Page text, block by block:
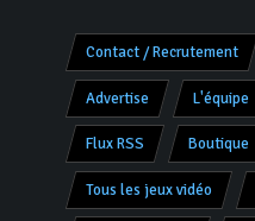
Contact / Recrutement
Advertise L'équipe
Flux RSS Boutique
Tous les jeux vidéo